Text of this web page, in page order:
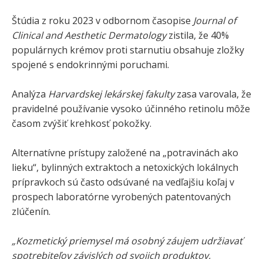
Štúdia z roku 2023 v odbornom časopise Journal of
Clinical and Aesthetic Dermatologyzistila, že 40%
populárnych krémov proti starnutiu obsahuje zložky
spojené s endokrinnými poruchami.
Analýza Harvardskej lekárskej fakultyzasa varovala, že
pravidelné používanie vysoko účinného retinolu môže
časom zvýšiť krehkosť pokožky.
Alternatívne prístupy založené na „potravinách ako
lieku“, bylinných extraktoch a netoxických lokálnych
prípravkoch sú často odsúvané na vedľajšiu koľaj v
prospech laboratórne vyrobených patentovaných
zlúčenín.
„Kozmetický priemysel má osobný záujem udržiavať
spotrebiteľov závislých od svojich produktov,